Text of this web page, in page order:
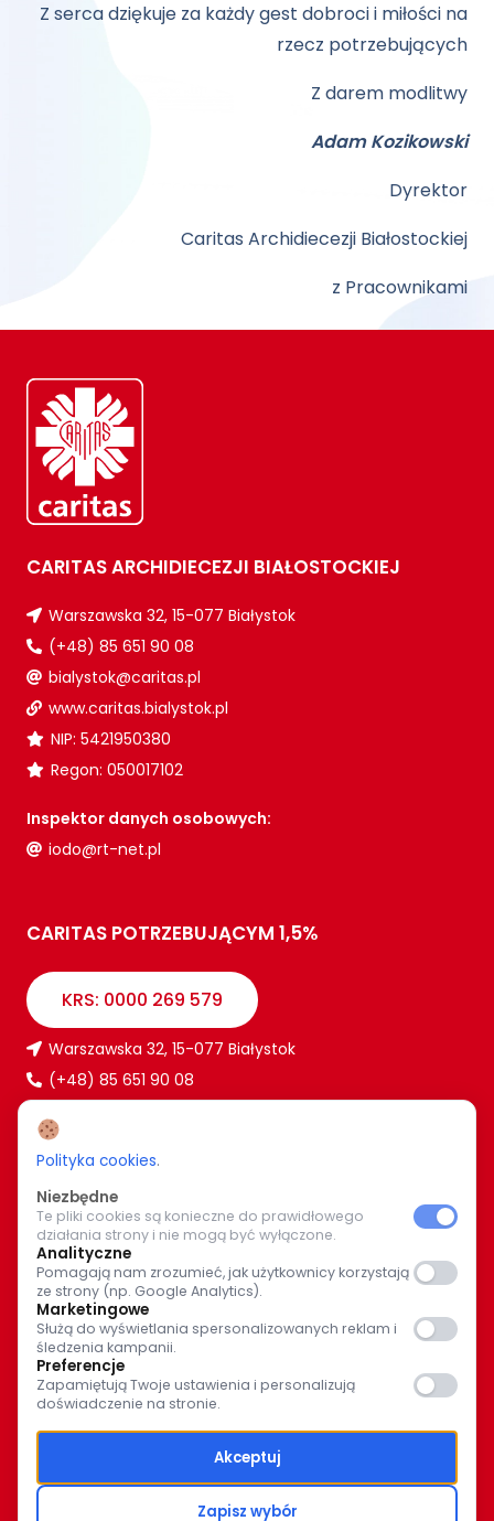
Z serca dziękuje za każdy gest dobroci i miłości na
rzecz potrzebujących
Z darem modlitwy
Adam Kozikowski
Dyrektor
Caritas Archidiecezji Białostockiej
z Pracownikami
CARITAS ARCHIDIECEZJI BIAŁOSTOCKIEJ
Warszawska 32, 15-077 Białystok
(+48) 85 651 90 08
bialystok@caritas.pl
www.caritas.bialystok.pl
NIP: 5421950380
Regon: 050017102
Inspektor danych osobowych:
iodo@rt-net.pl
CARITAS POTRZEBUJĄCYM 1,5%
KRS: 0000 269 579
Warszawska 32, 15-077 Białystok
(+48) 85 651 90 08
bialystok@caritas.pl
WIĘCEJ O NAS
Bądź z nami na bieżąco. Wspólnymi siłami pomagajmy
potrzebującym.
Polityka cookies.
Niezbędne
Te pliki cookies są konieczne do prawidłowego
działania strony i nie mogą być wyłączone.
Analityczne
Pomagają nam zrozumieć, jak użytkownicy korzystają
ze strony (np. Google Analytics).
Marketingowe
Służą do wyświetlania spersonalizowanych reklam i
śledzenia kampanii.
Preferencje
Zapamiętują Twoje ustawienia i personalizują
doświadczenie na stronie.
Akceptuj
Zapisz wybór